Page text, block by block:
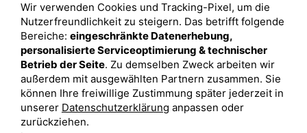
Depot eröffnen
Depot vergleichen
Junior Depot
Top-Seller-Fonds
Top-Fonds
Fonds-Suche
Was sind sind ETFs?
Sparplan Vorteile
Was ist ein Fonds?
Wir verwenden Cookies und Tracking-Pixel, um die
Nutzerfreundlichkeit zu steigern. Das betrifft folgende
Bereiche: eingeschränkte Datenerhebung,
personalisierte Serviceoptimierung & technischer
Betrieb der Seite. Zu demselben Zweck arbeiten wir
außerdem mit ausgewählten Partnern zusammen. Sie
können Ihre freiwillige Zustimmung später jederzeit in
unserer Datenschutzerklärung anpassen oder
zurückziehen.